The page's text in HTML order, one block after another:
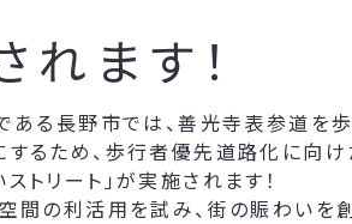
ます！
る長野市では、善光寺表参道を歩
るため、歩行者優先道路化に向け
トリート」が実施されます！
間の利活用を試み、街の賑わいを